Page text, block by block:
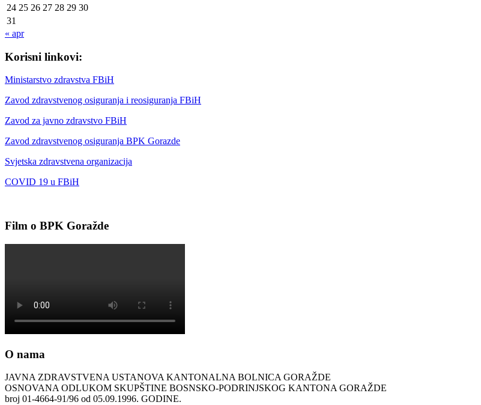
24 25 26 27 28 29 30
31
« apr
Korisni linkovi:
Ministarstvo zdravstva FBiH
Zavod zdravstvenog osiguranja i reosiguranja FBiH
Zavod za javno zdravstvo FBiH
Zavod zdravstvenog osiguranja BPK Gorazde
Svjetska zdravstvena organizacija
COVID 19 u FBiH
Film o BPK Goražde
O nama
JAVNA ZDRAVSTVENA USTANOVA KANTONALNA BOLNICA GORAŽDE
OSNOVANA ODLUKOM SKUPŠTINE BOSNSKO-PODRINJSKOG KANTONA GORAŽDE
broj 01-4664-91/96 od 05.09.1996. GODINE.